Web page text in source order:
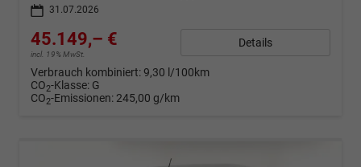
31.07.2026
45.149,– €
incl. 19% MwSt.
Details
Verbrauch kombiniert:9,30 l/100km
CO2-Klasse: G
CO2-Emissionen: 245,00 g/km